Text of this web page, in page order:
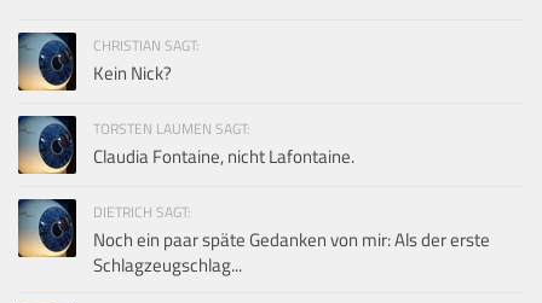
CHRISTIAN SAGT:
Kein Nick?
TORSTEN LAUMEN SAGT:
Claudia Fontaine, nicht Lafontaine.
DIETRICH SAGT:
Noch ein paar späte Gedanken von mir: Als der erste
Schlagzeugschlag...